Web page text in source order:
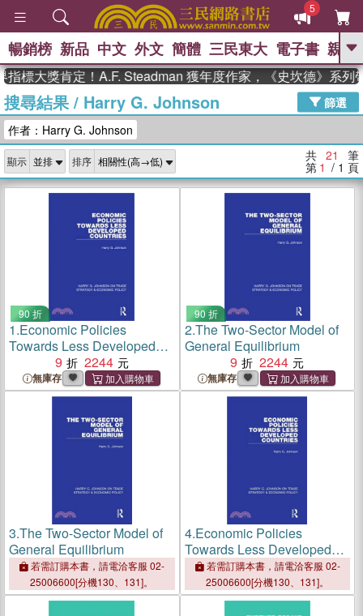
5
GO
熱搜： 東野圭吾 高希均教授回憶錄
、 The Odyssey 、 父親節 、 如果歷
獎 臺灣漫遊錄 、 方念華 、 台灣的李
登輝時代
數學女孩：黎曼猜想 、
偉大的迷走神經
暢銷榜 新品 中文 外文 簡體 三民東大 電子書 親子
大獎肯定！A.F. Steadman 獲年度作家，《史坎德》系列帶
搜尋結果/ Harry G. Johnson
篩選
作者：Harry G. Johnson
顯示 排序 共 21 筆
第 1 / 1 頁
90 折
1.Economic Policies
Towards Less Developed
Countries
9 2244
無庫存
90 折
2.The Two-Sector Model of
General Equilibrium
9
2244
無庫存
3.The Two-Sector Model of
General Equilibrium
若需訂購本書，請電洽客服 02-
25006600[分機130、131]。
4.Economic Policies
Towards Less Developed
Countries
若需訂購本書，請電洽客服 02-
25006600[分機130、131]。